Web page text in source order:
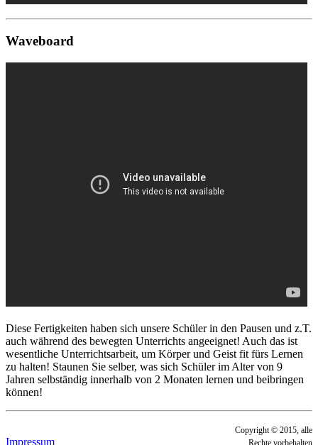
Waveboard
Diese Fertigkeiten haben sich unsere Schüler in den Pausen und z.T.
auch während des bewegten Unterrichts angeeignet! Auch das ist
wesentliche Unterrichtsarbeit, um Körper und Geist fit fürs Lernen
zu halten! Staunen Sie selber, was sich Schüler im Alter von 9
Jahren selbständig innerhalb von 2 Monaten lernen und beibringen
können!
Impressum
Copyright © 2015, alle
Rechte vorbehalten